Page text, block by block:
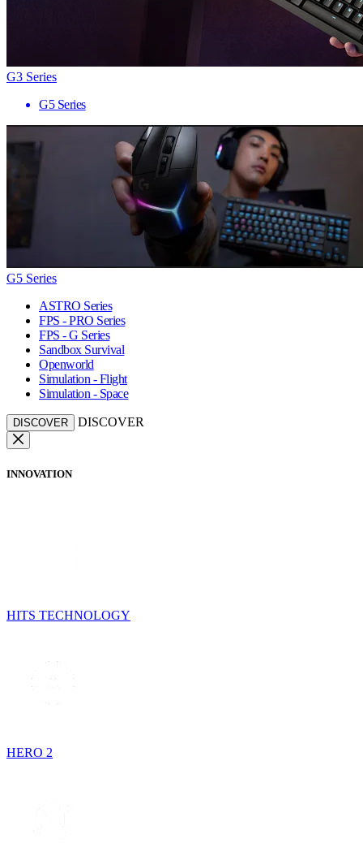
G3 Series
G5 Series
G5 Series
ASTRO Series
FPS - PRO Series
FPS - G Series
Sandbox Survival
Openworld
Simulation - Flight
Simulation - Space
DISCOVER DISCOVER
INNOVATION
HITS TECHNOLOGY
HERO 2